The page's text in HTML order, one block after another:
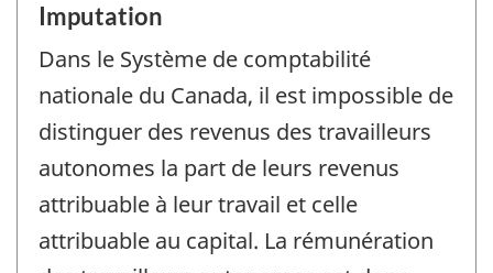
Imputation
Dans le Système de comptabilité
nationale du Canada, il est impossible de
distinguer des revenus des travailleurs
autonomes la part de leurs revenus
attribuable à leur travail et celle
attribuable au capital. La rémunération